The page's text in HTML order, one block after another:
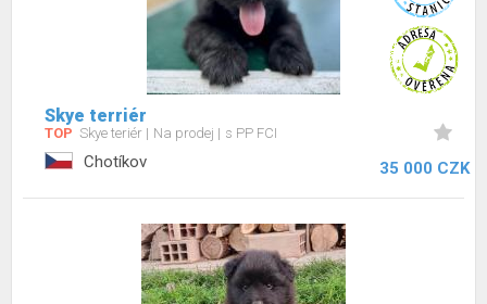
Skye terriér
TOP Skye teriér Na prodej s PP FCI
Chotíkov 35 000 CZK